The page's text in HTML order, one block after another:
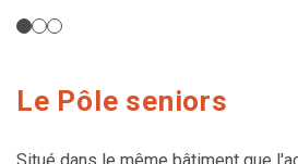
Le Pôle seniors
Situé dans le même bâtiment que